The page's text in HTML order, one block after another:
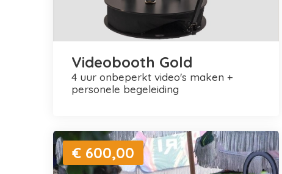
Videobooth Gold
4 uur onbeperkt video's maken +
personele begeleiding
€ 600,00